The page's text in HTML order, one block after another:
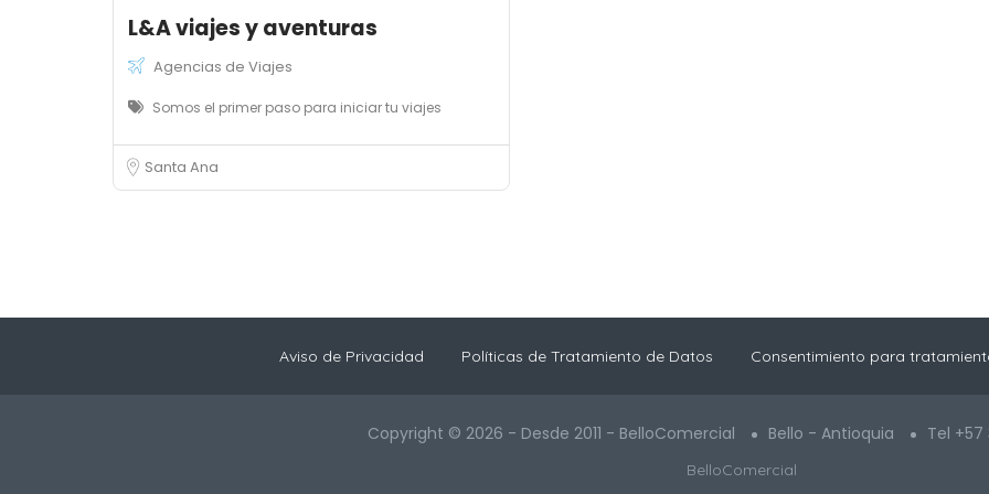
L&A viajes y aventuras
Agencias de Viajes
Somos el primer paso para iniciar tu viajes
Santa Ana
Aviso de Privacidad Políticas de Tratamiento de Datos Consentimiento para
Copyright © 2026 - Desde 2011 - BelloComercial Bello - Antioquia Tel +57
BelloComercial